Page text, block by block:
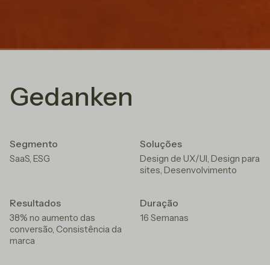
Gedanken
Segmento
SaaS, ESG
Soluções
Design de UX/UI, Design para
sites, Desenvolvimento
Resultados
38% no aumento das
conversão, Consistência da
marca
Duração
16 Semanas